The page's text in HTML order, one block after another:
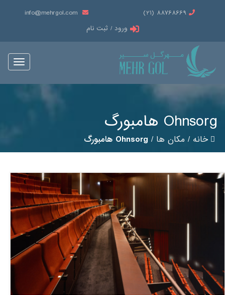
88768669 (21)
info@mehrgol.com
ورود / ثبت نام
Toggle
Ohnsorg هامبورگ
خانه/ مکان ها/ Ohnsorg هامبورگ